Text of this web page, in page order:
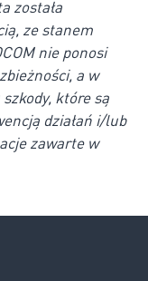
została
ze stanem
nie ponosi
a w
które są
działań i/lub
zawarte w